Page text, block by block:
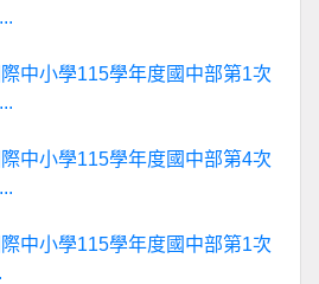
中小學115學年度國中部第1次
中小學115學年度國中部第4次
中小學115學年度國中部第1次